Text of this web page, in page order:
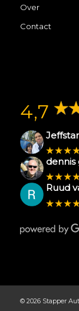
Over
Contact
4,7
dennis
Ruud
© 2026 Stapper